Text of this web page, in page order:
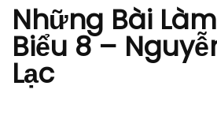
Những Bài
Biểu 8 –
Lạc